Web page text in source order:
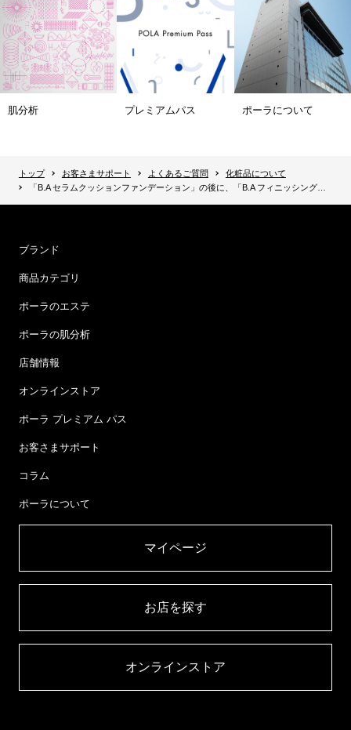
肌分析 プレミアムパス ポーラについて
トップ お客さまサポート よくあるご質問
化粧品について
「B.A セラムクッションファンデーション」の後に、「B.A フィニッシングパウダー」を重ねてもよいですか？
ブランド
商品カテゴリ
ポーラのエステ
ポーラの肌分析
店舗情報
オンラインストア
ポーラ プレミアム パス
お客さまサポート
コラム
ポーラについて
マイページ​
お店を探す​
オンラインストア​